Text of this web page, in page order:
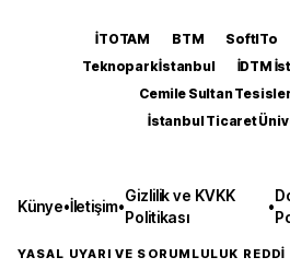
İTOTAM BTM SoftITo
Teknopark İstanbul
İDTM
Cemile Sultan
İstanbul Ticaret
Künye•İletişim•
Gizlilik ve KVKK
Politikası
•
YASAL UYARI VE SORUMLULUK REDDİ